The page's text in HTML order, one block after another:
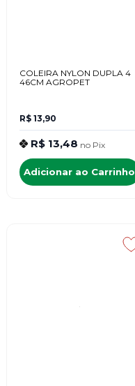
COLEIRA NYLON DUPLA 4
46CM AGROPET
R$ 13,90
R$ 13,48 no Pix
Adicionar ao Carrinho